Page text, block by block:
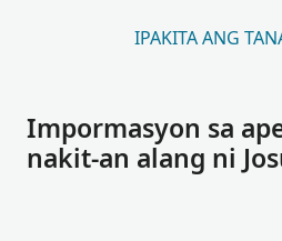
IPAKITA ANG
Impormasyon sa
nakit-an alang ni